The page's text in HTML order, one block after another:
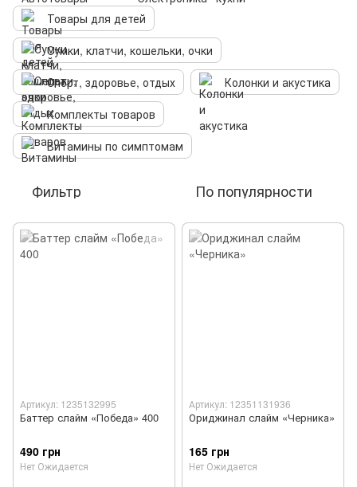
Товары для детей
Сумки, клатчи, кошельки, очки
Спорт, здоровье, отдых
Колонки и акустика
Комплекты товаров
Витамины по симптомам
Фильтр По популярности
Артикул: 1235132995
Баттер слайм «Победа» 400
490 грн
Нет Ожидается
Артикул: 12351131936
Ориджинал слайм «Черника»
165 грн
Нет Ожидается